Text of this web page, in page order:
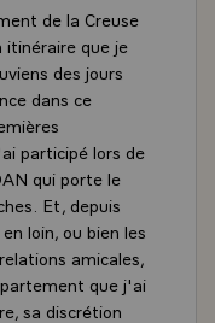
de la Creuse
itinéraire que je
des jours
dans ce
participé lors de
qui porte le
Et, depuis
loin, ou bien les
amicales,
que j'ai
sa discrétion